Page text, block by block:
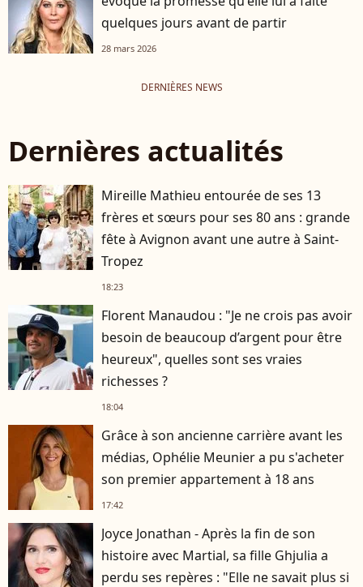
quelques jours avant de partir
28 mars 2026
DERNIÈRES NEWS
Dernières actualités
Mireille Mathieu entourée de ses 13
frères et sœurs pour ses 80 ans : grande
fête à Avignon avant une autre à Saint-
Tropez
18:23
Florent Manaudou : "Je ne crois pas avoir
besoin de beaucoup d’argent pour être
heureux", quelles sont ses vraies
richesses ?
18:04
Grâce à son ancienne carrière avant les
médias, Ophélie Meunier a pu s'acheter
son premier appartement à 18 ans
17:42
Joyce Jonathan - Après la fin de son
histoire avec Martial, sa fille Ghjulia a
perdu ses repères : "Elle ne savait plus si